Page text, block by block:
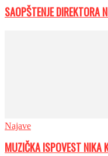
SAOPŠTENJE DIREKTORA
Najave
MUZIČKA ISPOVEST NIKA